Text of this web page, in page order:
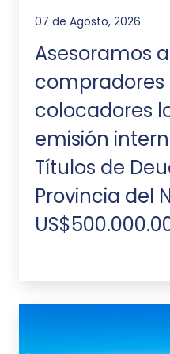
07 de Agosto, 2026
Asesoramos
compradores
colocadores
emisión
Títulos de
Provincia del